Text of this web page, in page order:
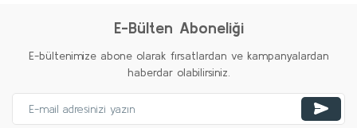
E-Bülten Aboneliği
E-bültenimize abone olarak fırsatlardan ve kampanyalardan
haberdar olabilirsiniz.